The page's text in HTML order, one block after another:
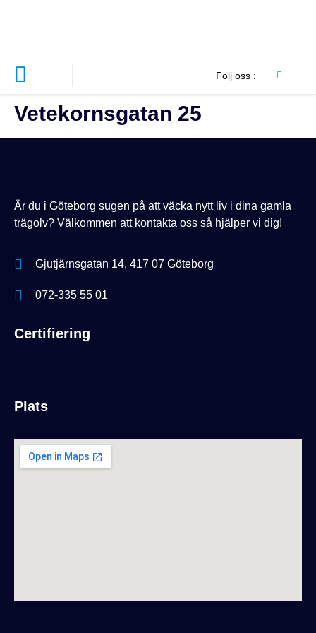
Följ oss :
Vetekornsgatan 25
Är du i Göteborg sugen på att väcka nytt liv i dina gamla
trägolv? Välkommen att kontakta oss så hjälper vi dig!
Gjutjärnsgatan 14, 417 07 Göteborg
072-335 55 01
Certifiering
Plats